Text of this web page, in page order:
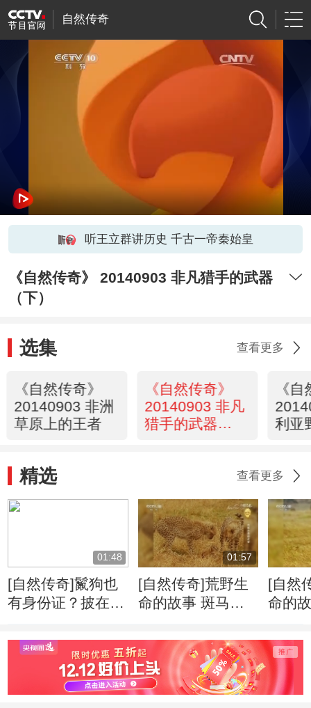
自然传奇
听王立群讲历史 千古一帝秦始皇
《自然传奇》 20140903 非凡猎手的武器
（下）
选集 查看更多
《自然传奇》
20140903 非洲
草原上的王者
《自然传奇》
20140903 非凡
猎手的武器
《
利亚
精选 查看更多
01:48
[自然传奇]鬣狗也
有身份证？披在身
01:57
[自然传奇]荒野生
命的故事 斑马牛
动物带来一场盛宴
[自然
命的
千里